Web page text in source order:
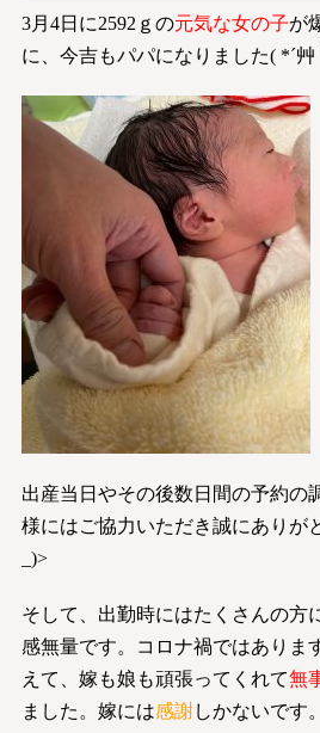
3月4日に2592ｇの元気な女の子が
に、今吉もパパになりました( *´艸
出産当日やその後数日間の予約の
様にはご協力いただき誠にありが
_)>
そして、出勤時にはたくさんの方
感無量です。コロナ禍ではありま
えて、嫁も娘も頑張ってくれて無
ました。嫁には感謝しかないです。